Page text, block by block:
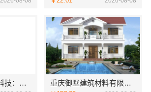
嘉兴美居乐建材科技：嘉兴周边美居乐房屋装修联系电话 重庆御墅建筑材料有限公司：本地免拆模板多少钱一平